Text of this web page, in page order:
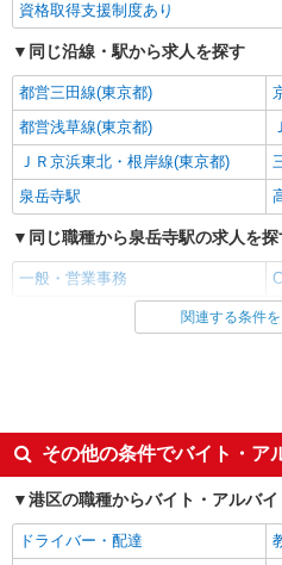
資格取得支援制度あり
同じ沿線・駅から求人を探す
都営三田線(東京都)
都営浅草線(東京都)
ＪＲ京浜東北・根岸線(東京都)
泉岳寺駅
同じ職種から泉岳寺駅の求人を探
一般・営業事務
同じ雇用形態から泉岳寺駅の求
入社日応相談
職場見学OKまたは説明会あり
経験者・有資格者歓迎
女性活躍中
関連する条件
その他の条件でバイト・ア
港区の職種からバイト・アルバ
ドライバー・配達